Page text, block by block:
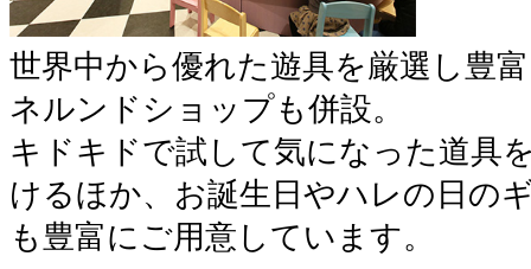
世界中から優れた遊具を厳選し豊
ネルンドショップも併設。
キドキドで試して気になった道具
けるほか、お誕生日やハレの日の
も豊富にご用意しています。